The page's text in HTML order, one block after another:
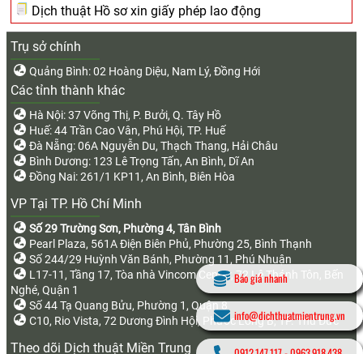
Dịch thuật Hồ sơ xin giấy phép lao động
Trụ sở chính
Quảng Bình: 02 Hoàng Diệu, Nam Lý, Đồng Hới
Các tỉnh thành khác
Hà Nội: 37 Võng Thị, P. Bưởi, Q. Tây Hồ
Huế: 44 Trần Cao Vân, Phú Hội, TP. Huế
Đà Nẵng: 06A Nguyễn Du, Thạch Thang, Hải Châu
Bình Dương: 123 Lê Trọng Tấn, An Bình, Dĩ An
Đồng Nai: 261/1 KP11, An Bình, Biên Hòa
VP Tại TP. Hồ Chí Minh
Số 29 Trường Sơn, Phường 4, Tân Bình
Pearl Plaza, 561A Điện Biên Phủ, Phường 25, Bình Thạnh
Số 244/29 Huỳnh Văn Bánh, Phường 11, Phú Nhuận
L17-11, Tầng 17, Tòa nhà Vincom Center, 72 Lê Thánh Tôn, Bến
Nghé, Quận 1
Số 44 Tạ Quang Bửu, Phường 1, Quận 8
C10, Rio Vista, 72 Dương Đình Hội, Phước Long B, TP. Thủ Đức
Theo dõi Dịch thuật Miền Trung
Báo giá nhanh
info@dichthuatmientrung.vn